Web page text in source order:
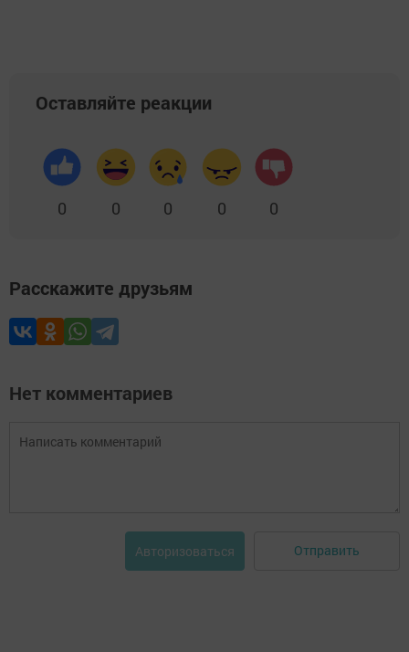
Оставляйте реакции
0 0 0 0 0
Расскажите друзьям
Нет комментариев
Авторизоваться Отправить